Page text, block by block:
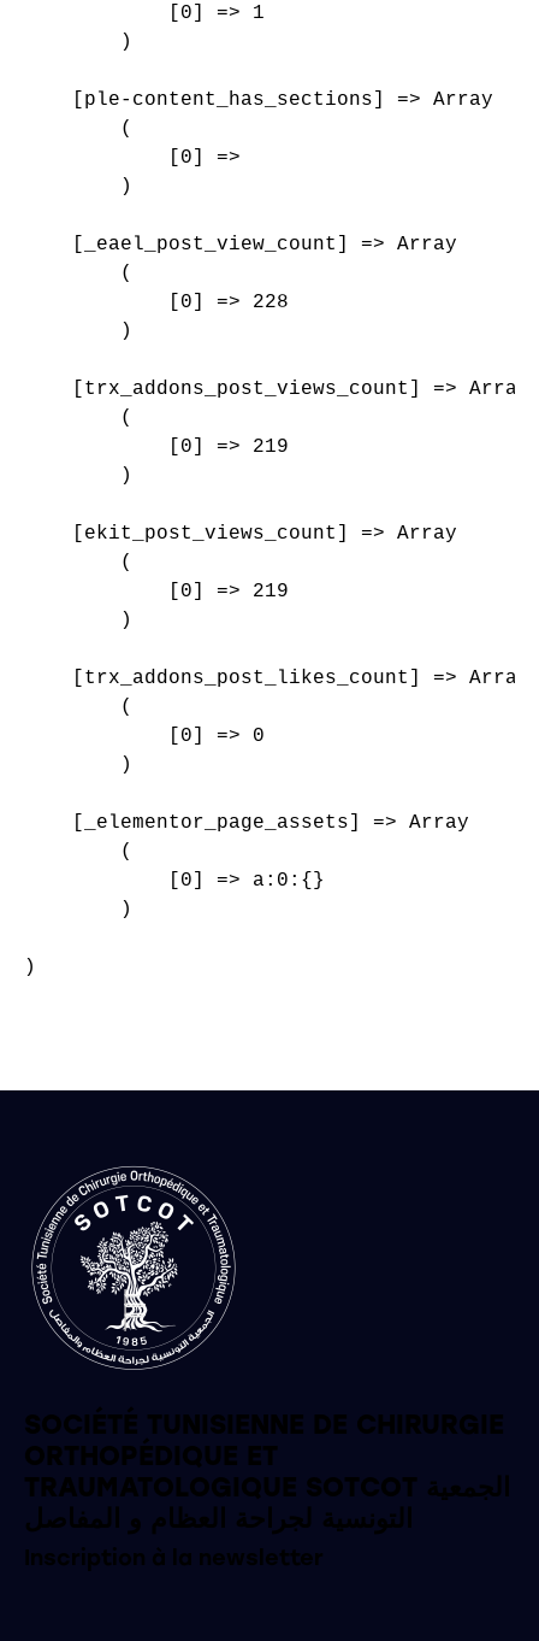
            [0] => 1
        )
    [ple-content_has_sections] => Array
        (
            [0] =>
        )
    [_eael_post_view_count] => Array
        (
            [0] => 228
        )
    [trx_addons_post_views_count] => Array
        (
            [0] => 219
        )
    [ekit_post_views_count] => Array
        (
            [0] => 219
        )
    [trx_addons_post_likes_count] => Array
        (
            [0] => 0
        )
    [_elementor_page_assets] => Array
        (
            [0] => a:0:{}
        )
)
SOCIÉTÉ TUNISIENNE DE CHIRURGIE
ORTHOPÉDIQUE ET
TRAUMATOLOGIQUE SOTCOT الجمعية
التونسية لجراحة العظام و المفاصل
Inscription à la newsletter